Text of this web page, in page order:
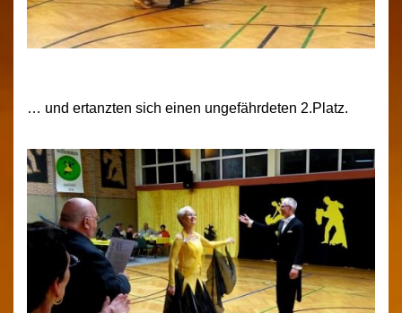
… und ertanzten sich einen ungefährdeten 2.Platz.